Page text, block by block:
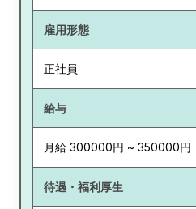
雇用形態
正社員
給与
月給 300000円 ~ 350000円
待遇・福利厚生